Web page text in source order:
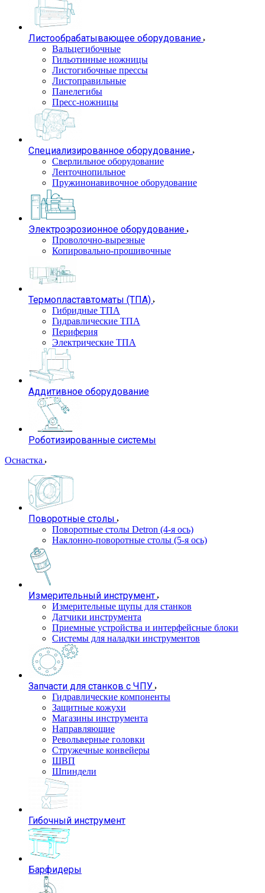
Листообрабатывающее оборудование
Вальцегибочные
Гильотинные ножницы
Листогибочные прессы
Листоправильные
Панелегибы
Пресс-ножницы
Специализированное оборудование
Сверлильное оборудование
Ленточнопильное
Пружинонавивочное оборудование
Электроэрозионное оборудование
Проволочно-вырезные
Копировально-прошивочные
Термопластавтоматы (ТПА)
Гибридные ТПА
Гидравлические ТПА
Периферия
Электрические ТПА
Аддитивное оборудование
Роботизированные системы
Оснастка
Поворотные столы
Поворотные столы Detron (4-я ось)
Наклонно-поворотные столы (5-я ось)
Измерительный инструмент
Измерительные щупы для станков
Датчики инструмента
Приемные устройства и интерфейсные блоки
Системы для наладки инструментов
Запчасти для станков с ЧПУ
Гидравлические компоненты
Защитные кожухи
Магазины инструмента
Направляющие
Револьверные головки
Стружечные конвейеры
ШВП
Шпиндели
Гибочный инструмент
Барфидеры